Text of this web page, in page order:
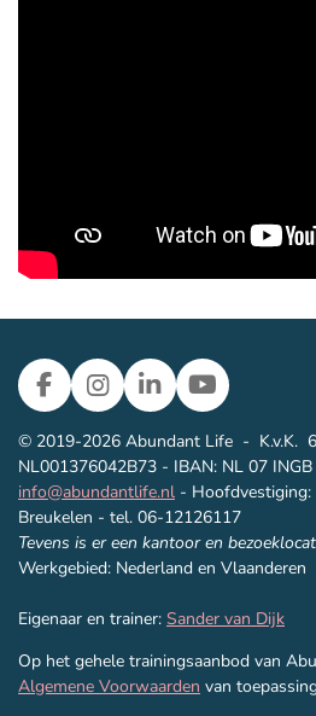
F
a
c
e
b
o
o
k
I
n
s
t
a
g
r
a
L
i
n
k
e
d
I
n
Y
o
u
T
u
b
e
© 2019-2026 Abundant Life - K.v.K.
NL001376042B73 - IBAN: NL 07
info@abundantlife.nl - Hoofdvestiging:
Breukelen - tel. 06-12126117
Tevens is er een kantoor en
Werkgebied: Nederland en Vlaanderen
Eigenaar en trainer: Sander van Dijk
Op het gehele trainingsaanbod van
Algemene Voorwaarden van